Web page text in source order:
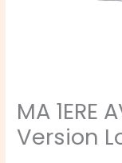
MA 1ERE
Version